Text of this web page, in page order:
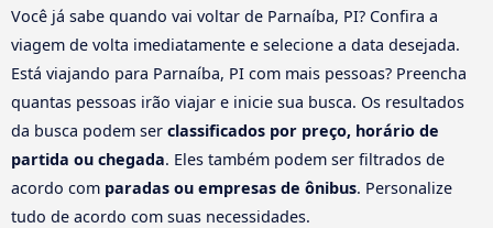
Você já sabe quando vai voltar de Parnaíba, PI? Confira a
viagem de volta imediatamente e selecione a data desejada.
Está viajando para Parnaíba, PI com mais pessoas? Preencha
quantas pessoas irão viajar e inicie sua busca. Os resultados
da busca podem ser classificados por preço, horário de
partida ou chegada. Eles também podem ser filtrados de
acordo com paradas ou empresas de ônibus. Personalize
tudo de acordo com suas necessidades.